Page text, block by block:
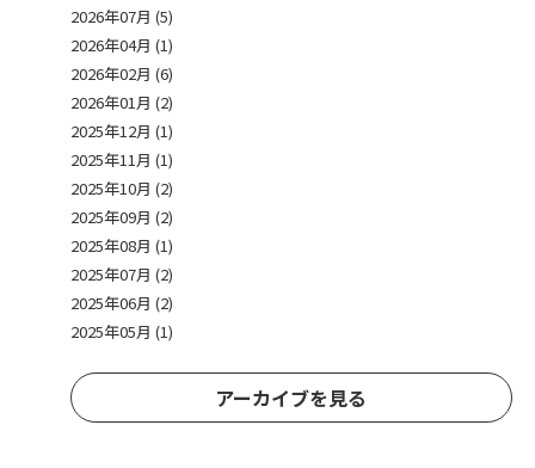
2026年07月 (5)
2026年04月 (1)
2026年02月 (6)
2026年01月 (2)
2025年12月 (1)
2025年11月 (1)
2025年10月 (2)
2025年09月 (2)
2025年08月 (1)
2025年07月 (2)
2025年06月 (2)
2025年05月 (1)
アーカイブを見る